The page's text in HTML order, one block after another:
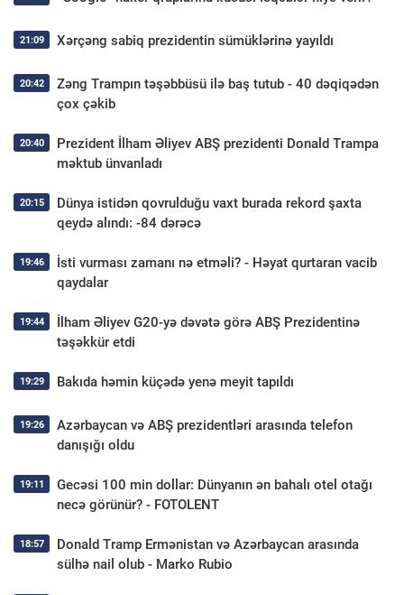
21:09 Xərçəng sabiq prezidentin sümüklərinə yayıldı
20:42
Zəng Trampın təşəbbüsü ilə baş tutub - 40 dəqiqədən
çox çəkib
20:40
Prezident İlham Əliyev ABŞ prezidenti Donald Trampa
məktub ünvanladı
20:15
Dünya istidən qovrulduğu vaxt burada rekord şaxta
qeydə alındı: -84 dərəcə
19:46
İsti vurması zamanı nə etməli? - Həyat qurtaran vacib
qaydalar
19:44
İlham Əliyev G20-yə dəvətə görə ABŞ Prezidentinə
təşəkkür etdi
19:29 Bakıda həmin küçədə yenə meyit tapıldı
19:26
Azərbaycan və ABŞ prezidentləri arasında telefon
danışığı oldu
19:11
Gecəsi 100 min dollar: Dünyanın ən bahalı otel otağı
necə görünür? - FOTOLENT
18:57
Donald Tramp Ermənistan və Azərbaycan arasında
sülhə nail olub - Marko Rubio